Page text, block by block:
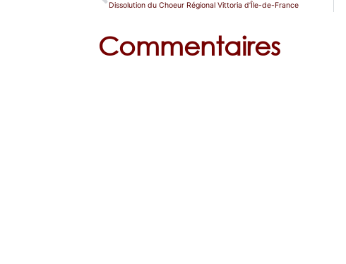
Dissolution du Choeur Régional Vittoria d’Île-de-France
Commentaires